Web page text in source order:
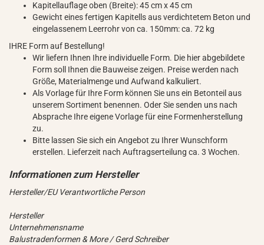
Kapitellauflage oben (Breite): 45 cm x 45 cm
Gewicht eines fertigen Kapitells aus verdichtetem Beton und
eingelassenem Leerrohr von ca. 150mm: ca. 72 kg
IHRE Form auf Bestellung!
Wir liefern Ihnen Ihre individuelle Form. Die hier abgebildete
Form soll Ihnen die Bauweise zeigen. Preise werden nach
Größe, Materialmenge und Aufwand kalkuliert.
Als Vorlage für Ihre Form können Sie uns ein Betonteil aus
unserem Sortiment benennen. Oder Sie senden uns nach
Absprache Ihre eigene Vorlage für eine Formenherstellung
zu.
Bitte lassen Sie sich ein Angebot zu Ihrer Wunschform
erstellen. Lieferzeit nach Auftragserteilung ca. 3 Wochen.
Hersteller/EU Verantwortliche Person
Hersteller
Unternehmensname
Balustradenformen & More / Gerd Schreiber